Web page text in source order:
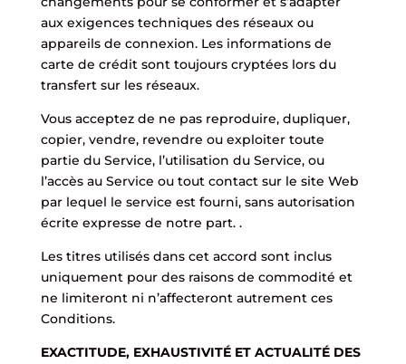
aux exigences techniques des réseaux ou
appareils de connexion. Les informations de
carte de crédit sont toujours cryptées lors du
transfert sur les réseaux.
Vous acceptez de ne pas reproduire, dupliquer,
copier, vendre, revendre ou exploiter toute
partie du Service, l’utilisation du Service, ou
l’accès au Service ou tout contact sur le site Web
par lequel le service est fourni, sans autorisation
écrite expresse de notre part. .
Les titres utilisés dans cet accord sont inclus
uniquement pour des raisons de commodité et
ne limiteront ni n’affecteront autrement ces
Conditions.
EXACTITUDE, EXHAUSTIVITÉ ET ACTUALITÉ DES